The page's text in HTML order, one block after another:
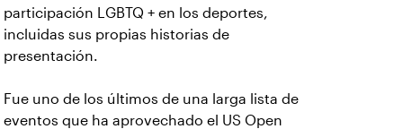
participación LGBTQ + en los deportes,
incluidas sus propias historias de
presentación.
Fue uno de los últimos de una larga lista de
eventos que ha aprovechado el US Open